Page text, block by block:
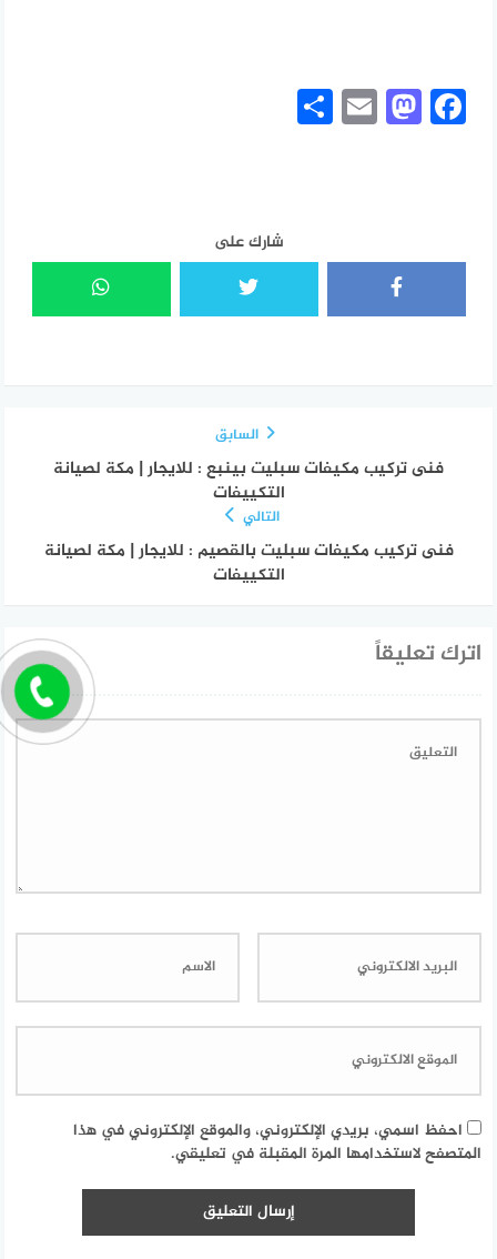
Facebook
Mastodon
Email
شارك على
السابق
فنى تركيب مكيفات سبليت بينبع : للايجار | مكة لصيانة
التكييفات
التالي
فنى تركيب مكيفات سبليت بالقصيم : للايجار | مكة لصيانة
التكييفات
اترك تعليقاً
احفظ اسمي، بريدي الإلكتروني، والموقع الإلكتروني في هذا
المتصفح لاستخدامها المرة المقبلة في تعليقي.